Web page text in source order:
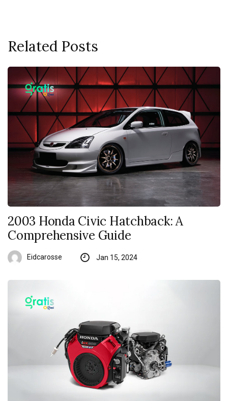
Related Posts
2003 Honda Civic Hatchback: A
Comprehensive Guide
Eidcarosse Jan 15, 2024